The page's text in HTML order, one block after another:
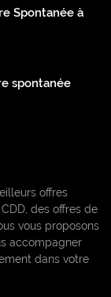
Spontanée à
spontanée
offres
des offres de
vous proposons
accompagner
dans votre